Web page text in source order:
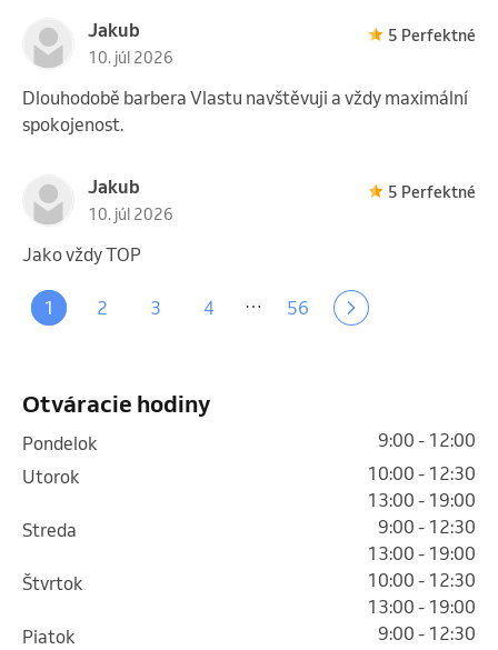
Jakub
10. júl 2026
5 Perfektné
Dlouhodobě barbera Vlastu navštěvuji a vždy maximální
spokojenost.
Jakub
10. júl 2026
5 Perfektné
Jako vždy TOP
1 2 3 4 … 56
Otváracie hodiny
pondelok
9:00 - 12:00
utorok
10:00 - 12:30
13:00 - 19:00
streda
9:00 - 12:30
13:00 - 19:00
štvrtok
10:00 - 12:30
13:00 - 19:00
piatok
9:00 - 12:30